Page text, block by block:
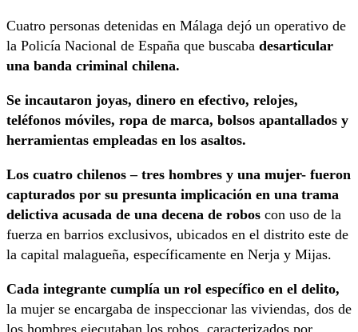
Cuatro personas detenidas en Málaga dejó un operativo de
la Policía Nacional de España que buscaba desarticular
una banda criminal chilena.
Se incautaron joyas, dinero en efectivo, relojes,
teléfonos móviles, ropa de marca, bolsos apantallados y
herramientas empleadas en los asaltos.
Los cuatro chilenos – tres hombres y una mujer- fueron
capturados por su presunta implicación en una trama
delictiva acusada de una decena de robos con uso de la
fuerza en barrios exclusivos, ubicados en el distrito este de
la capital malagueña, específicamente en Nerja y Mijas.
Cada integrante cumplía un rol específico en el delito,
la mujer se encargaba de inspeccionar las viviendas, dos de
los hombres ejecutaban los robos, caracterizados por